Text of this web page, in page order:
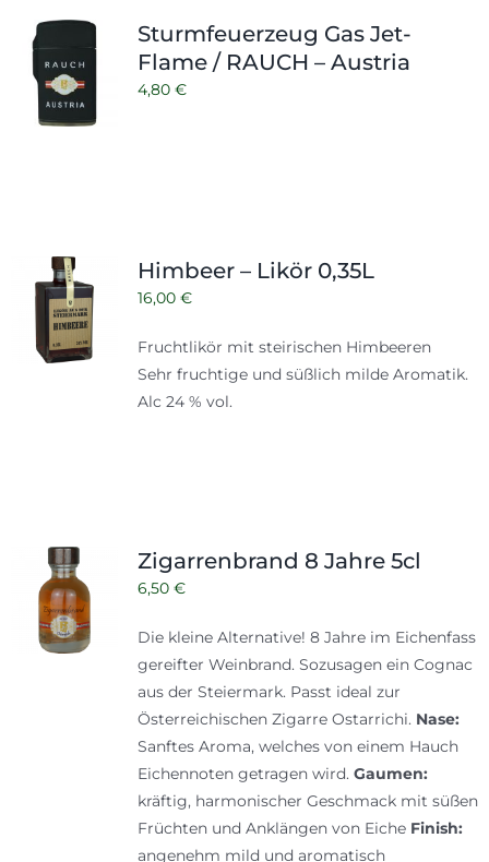
Kontakt
Tabak
Zubehör
Sturmfeuerzeug Gas Jet-
Flame / RAUCH – Austria
4,80 €
Himbeer – Likör 0,35L
16,00 €
Fruchtlikör mit steirischen Himbeeren
Sehr fruchtige und süßlich milde Aromatik.
Alc 24 % vol.
Zigarrenbrand 8 Jahre 5cl
6,50 €
Die kleine Alternative! 8 Jahre im Eichenfass
gereifter Weinbrand. Sozusagen ein Cognac
aus der Steiermark. Passt ideal zur
Österreichischen Zigarre Ostarrichi. Nase:
Sanftes Aroma, welches von einem Hauch
Eichennoten getragen wird. Gaumen:
kräftig, harmonischer Geschmack mit süßen
Früchten und Anklängen von Eiche Finish:
angenehm mild und aromatisch